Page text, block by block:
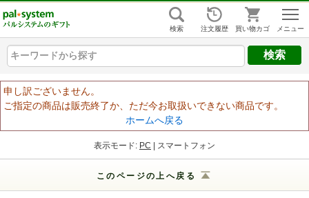
検索 注文履歴 買い物カゴ
組合員ログイン はじめての方
ヘルプ
ご利用ガイド
よくあるご質問（ギフトに関する情報）
ヘルプ・お問い合わせ
キーワードから探す
キーワードから探す
キーワードから探す
申し訳ございません。
ご指定の商品は販売終了か、ただ今お取扱いできない商品です。
ホームへ戻る
表示モード: PC | スマートフォン
このページの上へ戻る